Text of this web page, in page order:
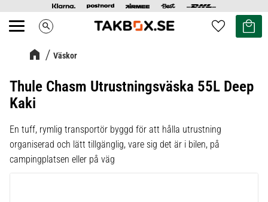
Meny search Favoriter
Kundvagn
Väskor
Thule Chasm Utrustningsväska 55L Deep
Kaki
En tuff, rymlig transportör byggd för att hålla utrustning
organiserad och lätt tillgänglig, vare sig det är i bilen, på
campingplatsen eller på väg